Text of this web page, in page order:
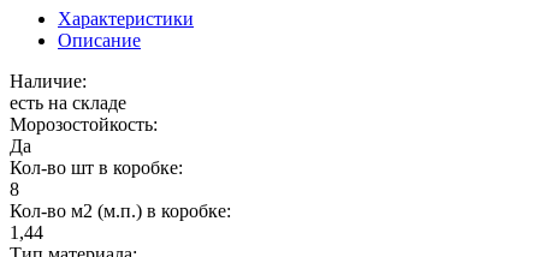
Характеристики
Описание
Наличие:
есть на складе
Морозостойкость:
Да
Кол-во шт в коробке:
8
Кол-во м2 (м.п.) в коробке:
1,44